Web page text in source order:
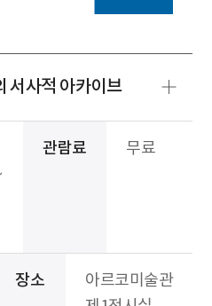
서사적 아카이브
관람료 무료
장소
아르코미술관